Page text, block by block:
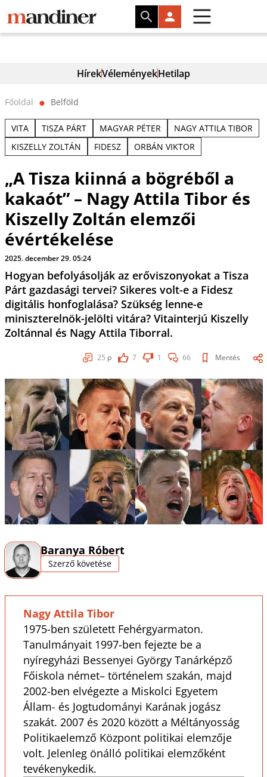
HírekVéleményekHetilap
Főoldal ⬤ Belföld
VITA TISZA PÁRT MAGYAR PÉTER
NAGY ATTILA TIBOR
KISZELLY ZOLTÁN
FIDESZ ORBÁN VIKTOR
„A Tisza kiinná a bögréből a
kakaót” – Nagy Attila Tibor és
Kiszelly Zoltán elemzői
évértékelése
2025. december 29. 05:24
Hogyan befolyásolják az erőviszonyokat a Tisza
Párt gazdasági tervei? Sikeres volt-e a Fidesz
digitális honfoglalása? Szükség lenne-e
miniszterelnök-jelölti vitára? Vitainterjú Kiszelly
Zoltánnal és Nagy Attila Tiborral.
25 p 7 1 66 Mentés
Baranya Róbert
Szerző követése
Nagy Attila Tibor
1975-ben született Fehérgyarmaton.
Tanulmányait 1997-ben fejezte be a
nyíregyházi Bessenyei György Tanárképző
Főiskola német– történelem szakán, majd
2002-ben elvégezte a Miskolci Egyetem
Állam- és Jogtudományi Karának jogász
szakát. 2007 és 2020 között a Méltányosság
Politikaelemző Központ politikai elemzője
volt. Jelenleg önálló politikai elemzőként
tevékenykedik.